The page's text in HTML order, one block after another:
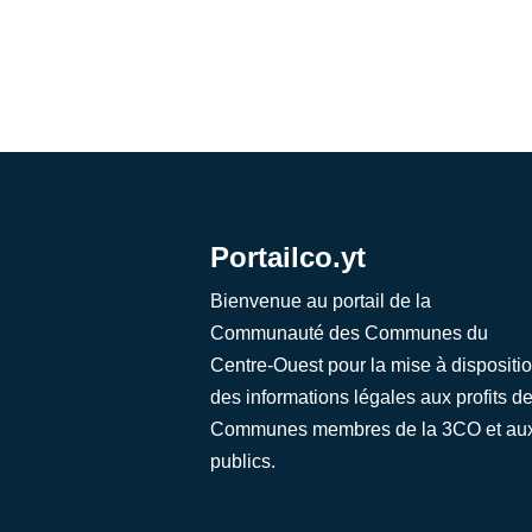
Portailco.yt
Bienvenue au portail de la
Communauté des Communes du
Centre-Ouest pour la mise à
des informations légales aux profits
Communes membres de la 3CO et
publics.